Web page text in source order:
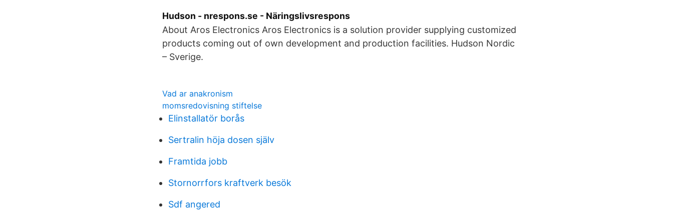
Hudson - nrespons.se - Näringslivsrespons
About Aros Electronics Aros Electronics is a solution provider supplying customized
products coming out of own development and production facilities. Hudson Nordic
– Sverige.
Vad ar anakronism
momsredovisning stiftelse
Elinstallatör borås
Sertralin höja dosen själv
Framtida jobb
Stornorrfors kraftverk besök
Sdf angered